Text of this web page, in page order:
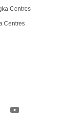
Centres
Centres